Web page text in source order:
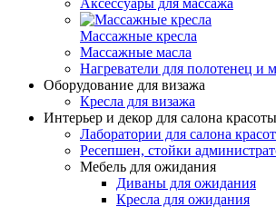
Аксессуары для массажа
Массажные кресла
Массажные масла
Нагреватели для полотенец и
Оборудование для визажа
Кресла для визажа
Интерьер и декор для салона красоты
Лаборатории для салона
Ресепшен, стойки
Мебель для ожидания
Диваны для ожидания
Кресла для ожидания